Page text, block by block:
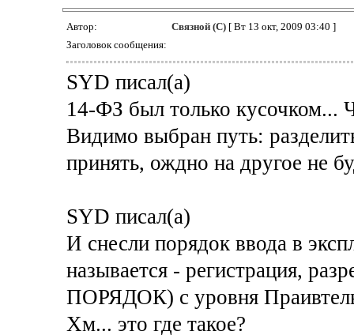
Автор: Связной (С)[ Вт 13 окт, 2009 03:40 ]
Заголовок сообщения:
SYD писал(а)
14-ФЗ был только кусочком...
Видимо выбран путь:
принять, ождно на другое не
SYD писал(а)
И снесли порядок ввода в
называется - регистрация,
ПОРЯДОК) с уровня
Хм... это где такое?